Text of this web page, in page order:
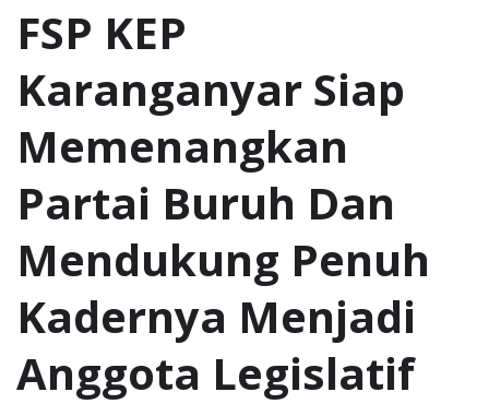
FSP KEP
Karanganyar Siap
Memenangkan
Partai Buruh Dan
Mendukung Penuh
Kadernya Menjadi
Anggota Legislatif